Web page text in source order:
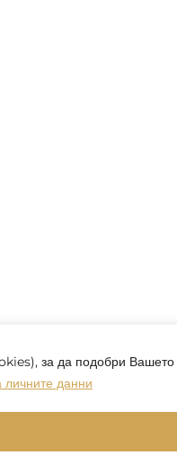
за да подобри
личните данни